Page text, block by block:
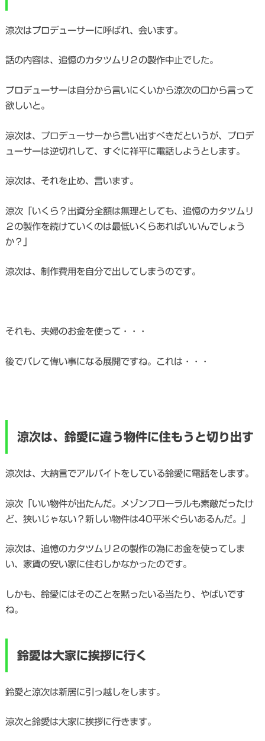
涼次はプロデューサーに呼ばれ、会います。
話の内容は、追憶のカタツムリ２の製作中止でした。
プロデューサーは自分から言いにくいから涼次の口から言って
欲しいと。
涼次は、プロデューサーから言い出すべきだというが、プロデ
ューサーは逆切れして、すぐに祥平に電話しようとします。
涼次は、それを止め、言います。
涼次「いくら？出資分全額は無理としても、追憶のカタツムリ
２の製作を続けていくのは最低いくらあればいいんでしょう
か？」
涼次は、制作費用を自分で出してしまうのです。
それも、夫婦のお金を使って・・・
後でバレて偉い事になる展開ですね。これは・・・
涼次は、鈴愛に違う物件に住もうと切り出す
涼次は、大納言でアルバイトをしている鈴愛に電話をします。
涼次「いい物件が出たんだ。メゾンフローラルも素敵だったけ
ど、狭いじゃない？新しい物件は40平米ぐらいあるんだ。」
涼次は、追憶のカタツムリ２の製作の為にお金を使ってしま
い、家賃の安い家に住むしかなかったのです。
しかも、鈴愛にはそのことを黙ったいる当たり、やばいです
ね。
鈴愛は大家に挨拶に行く
鈴愛と涼次は新居に引っ越しをします。
涼次と鈴愛は大家に挨拶に行きます。